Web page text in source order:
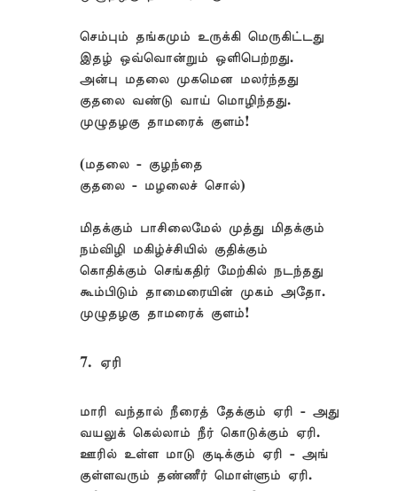
செம்பும் தங்கமும் உருக்கி மெருகிட்டது
இதழ் ஒவ்வொன்றும் ஒளிபெற்றது.
அன்பு மதலை முகமென மலர்ந்தது
குதலை வண்டு வாய் மொழிந்தது.
முழுதழகு தாமரைக் குளம்!
(மதலை - குழந்தை
குதலை - மழலைச் சொல்)
மிதக்கும் பாசிலைமேல் முத்து மிதக்கும்
நம்விழி மகிழ்ச்சியில் குதிக்கும்
கொதிக்கும் செங்கதிர் மேற்கில் நடந்தது
கூம்பிடும் தாமைரையின் முகம் அதோ.
முழுதழகு தாமரைக் குளம்!
7. ஏரி
மாரி வந்தால் நீரைத் தேக்கும் ஏரி - அது
வயலுக் கெல்லாம் நீர் கொடுக்கும் ஏரி.
ஊரில் உள்ள மாடு குடிக்கும் ஏரி - அங்
குள்ளவரும் தண்ணீர் மொள்ளும் ஏரி.